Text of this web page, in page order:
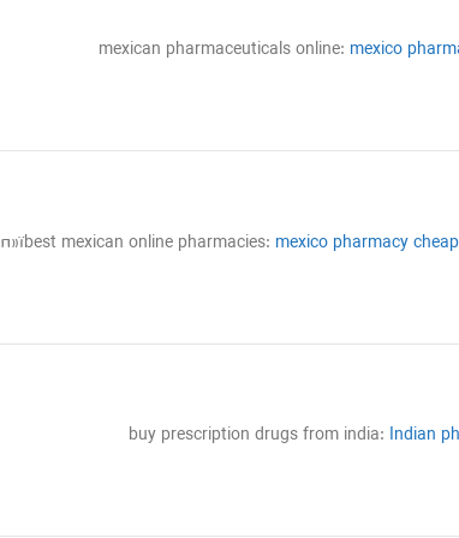
mexican pharmaceuticals online: mexico
п»їbest mexican online pharmacies: mexico pharmacy cheap
buy prescription drugs from india: Indian